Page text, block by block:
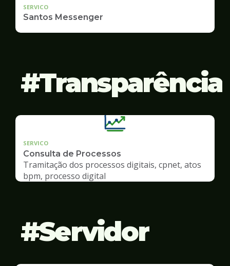
SERVICO
Santos Messenger
Transparência
SERVICO
Consulta de Processos
Tramitação dos processos digitais, cpnet, atos
bpm, processo digital
Servidor